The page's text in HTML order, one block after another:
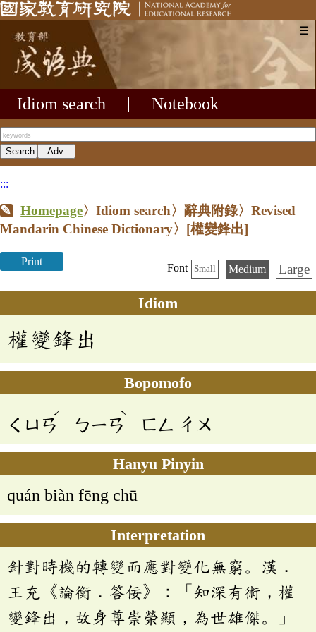
☰
Idiom search Notebook
:::
Homepage〉Idiom search〉辭典附錄〉Revised
Mandarin Chinese Dictionary〉 [權變鋒出]
Print
Font Small Medium Large
Idiom
權變鋒出
Bopomofo
ㄑㄩㄢ
ˊ
ㄅㄧㄢ
ˋ
ㄈㄥ ㄔㄨ
Hanyu Pinyin
quán biàn fēng chū
Interpretation
針對時機的轉變而應對變化無窮。漢．
王充《論衡．答佞》：「知深有術，權
變鋒出，故身尊崇榮顯，為世雄傑。」